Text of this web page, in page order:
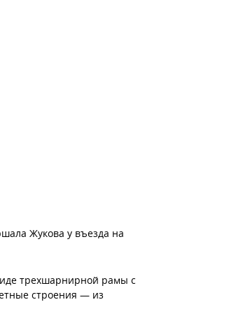
Жукова у въезда на
трехшарнирной рамы с
строения — из